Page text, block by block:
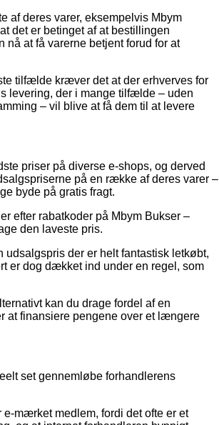
af deres varer, eksempelvis Mbym
det er betinget af at bestillingen
at få varerne betjent forud for at
tilfælde kræver det at der erhverves for
levering, der i mange tilfælde – uden
– vil blive at få dem til at levere
priser på diverse e-shops, og derved
på en række af deres varer –
byde på gratis fragt.
efter rabatkoder på Mbym Bukser –
den laveste pris.
der er helt fantastisk letkøbt,
er dog dækket ind under en regel, som
kan du drage fordel af en
at finansiere pengene over et længere
set gennemløbe forhandlerens
mærket medlem, fordi det ofte er et